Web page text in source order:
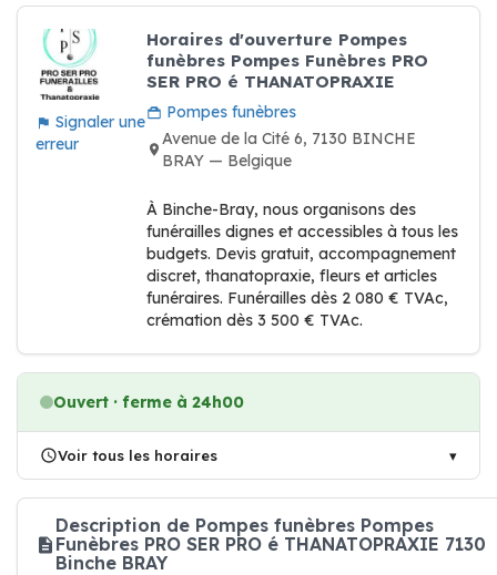
Signaler une
erreur
Horaires d'ouverture Pompes
funèbres Pompes Funèbres PRO
SER PRO é THANATOPRAXIE
Pompes funèbres
Avenue de la Cité 6, 7130 BINCHE
BRAY — Belgique
À Binche-Bray, nous organisons des
funérailles dignes et accessibles à tous les
budgets. Devis gratuit, accompagnement
discret, thanatopraxie, fleurs et articles
funéraires. Funérailles dès 2 080 € TVAc,
crémation dès 3 500 € TVAc.
Ouvert · ferme à 24h00
Voir tous les horaires
Description de Pompes funèbres Pompes
Funèbres PRO SER PRO é THANATOPRAXIE 7130
Binche BRAY